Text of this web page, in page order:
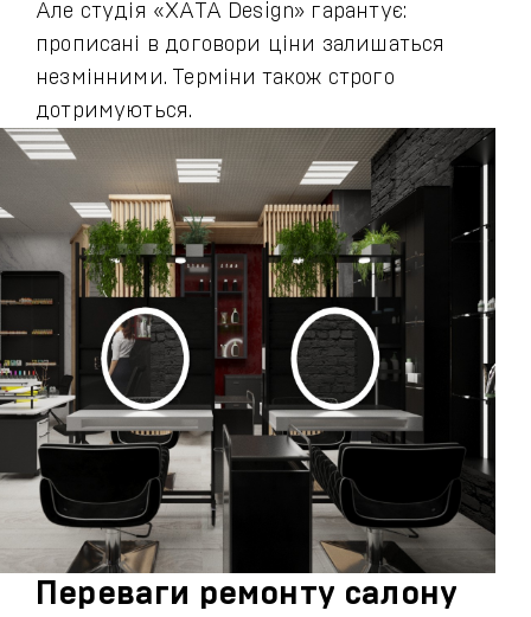
Але студія «ХАТА Design» гарантує:
прописані в договори ціни залишаться
незмінними. Терміни також строго
дотримуються.
Переваги ремонту салону